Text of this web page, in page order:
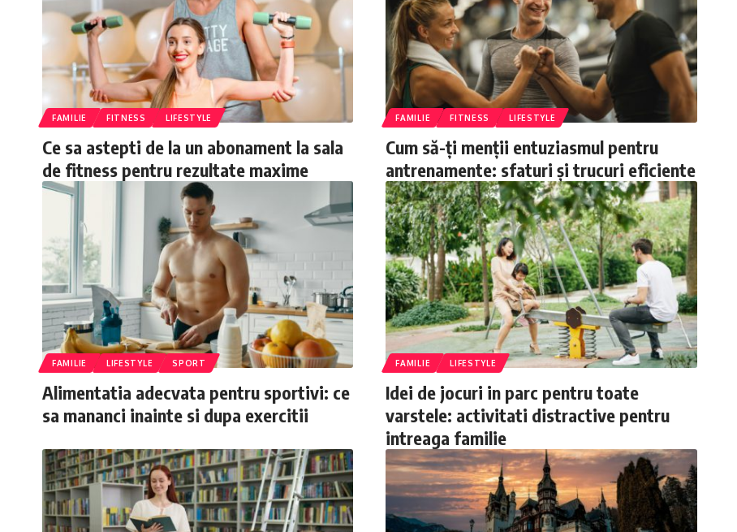
FAMILIE FITNESS LIFESTYLE
Ce sa astepti de la un abonament la sala
de fitness pentru rezultate maxime
FAMILIE FITNESS LIFESTYLE
Cum să-ți menții entuziasmul pentru
antrenamente: sfaturi și trucuri eficiente
FAMILIE LIFESTYLE SPORT
Alimentatia adecvata pentru sportivi: ce
sa mananci inainte si dupa exercitii
FAMILIE LIFESTYLE
Idei de jocuri in parc pentru toate
varstele: activitati distractive pentru
intreaga familie